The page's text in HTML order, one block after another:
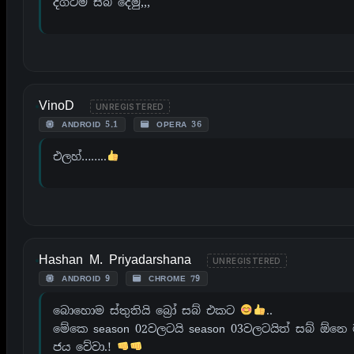
VinoD UNREGISTERED
ANDROID 5.1 OPERA 36
එලහ්……..
Hashan M. Priyadarshana UNREGISTERED
ANDROID 9 CHROME 79
බොහොම ස්තුතියි බ්‍රෝ සබ් එකට
..
මේකෙ season 02වලටයි season 03වලටයිත් සබ් ඕනෙ
ජය වේවා.!